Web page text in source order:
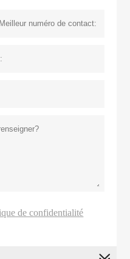
de confidentialité